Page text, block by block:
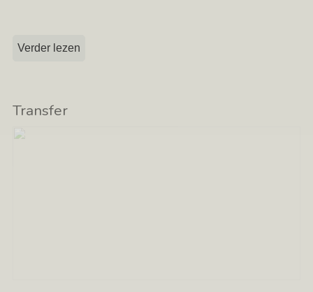
Verder lezen
Transfer